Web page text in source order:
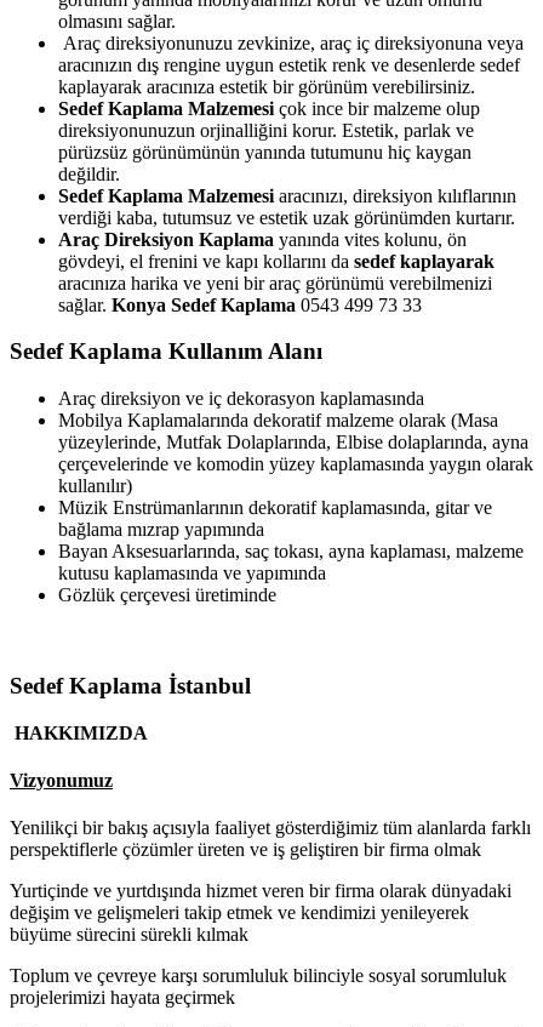
olmasını sağlar.
Araç direksiyonunuzu zevkinize, araç iç direksiyonuna veya
aracınızın dış rengine uygun estetik renk ve desenlerde sedef
kaplayarak aracınıza estetik bir görünüm verebilirsiniz.
Sedef Kaplama Malzemesi çok ince bir malzeme olup
direksiyonunuzun orjinalliğini korur. Estetik, parlak ve
pürüzsüz görünümünün yanında tutumunu hiç kaygan
değildir.
Sedef Kaplama Malzemesi aracınızı, direksiyon kılıflarının
verdiği kaba, tutumsuz ve estetik uzak görünümden kurtarır.
Araç Direksiyon Kaplama yanında vites kolunu, ön
gövdeyi, el frenini ve kapı kollarını da sedef kaplayarak
aracınıza harika ve yeni bir araç görünümü verebilmenizi
sağlar. Konya Sedef Kaplama 0543 499 73 33
Sedef Kaplama Kullanım Alanı
Araç direksiyon ve iç dekorasyon kaplamasında
Mobilya Kaplamalarında dekoratif malzeme olarak (Masa
yüzeylerinde, Mutfak Dolaplarında, Elbise dolaplarında, ayna
çerçevelerinde ve komodin yüzey kaplamasında yaygın olarak
kullanılır)
Müzik Enstrümanlarının dekoratif kaplamasında, gitar ve
bağlama mızrap yapımında
Bayan Aksesuarlarında, saç tokası, ayna kaplaması, malzeme
kutusu kaplamasında ve yapımında
Gözlük çerçevesi üretiminde
Sedef Kaplama İstanbul
HAKKIMIZDA
Vizyonumuz
Yenilikçi bir bakış açısıyla faaliyet gösterdiğimiz tüm alanlarda farklı
perspektiflerle çözümler üreten ve iş geliştiren bir firma olmak
Yurtiçinde ve yurtdışında hizmet veren bir firma olarak dünyadaki
değişim ve gelişmeleri takip etmek ve kendimizi yenileyerek
büyüme sürecini sürekli kılmak
Toplum ve çevreye karşı sorumluluk bilinciyle sosyal sorumluluk
projelerimizi hayata geçirmek